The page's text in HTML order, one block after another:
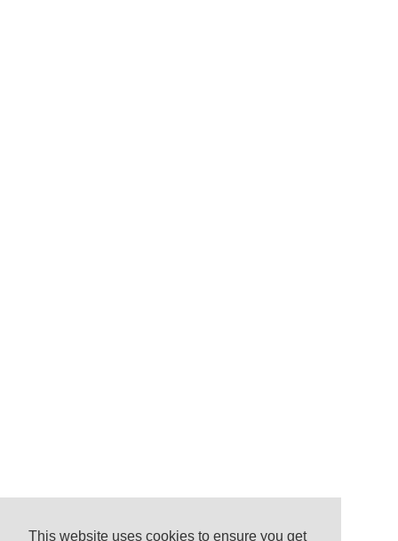
This website uses cookies to ensure you get